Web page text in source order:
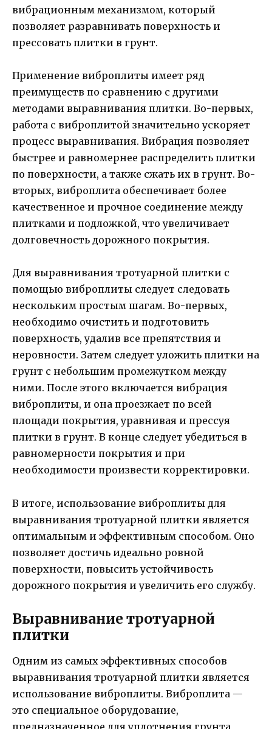
вибрационным механизмом, который
позволяет разравнивать поверхность и
прессовать плитки в грунт.
Применение виброплиты имеет ряд
преимуществ по сравнению с другими
методами выравнивания плитки. Во-первых,
работа с виброплитой значительно ускоряет
процесс выравнивания. Вибрация позволяет
быстрее и равномернее распределить плитки
по поверхности, а также сжать их в грунт. Во-
вторых, виброплита обеспечивает более
качественное и прочное соединение между
плитками и подложкой, что увеличивает
долговечность дорожного покрытия.
Для выравнивания тротуарной плитки с
помощью виброплиты следует следовать
нескольким простым шагам. Во-первых,
необходимо очистить и подготовить
поверхность, удалив все препятствия и
неровности. Затем следует уложить плитки на
грунт с небольшим промежутком между
ними. После этого включается вибрация
виброплиты, и она проезжает по всей
площади покрытия, уравнивая и прессуя
плитки в грунт. В конце следует убедиться в
равномерности покрытия и при
необходимости произвести корректировки.
В итоге, использование виброплиты для
выравнивания тротуарной плитки является
оптимальным и эффективным способом. Оно
позволяет достичь идеально ровной
поверхности, повысить устойчивость
дорожного покрытия и увеличить его службу.
Выравнивание тротуарной
плитки
Одним из самых эффективных способов
выравнивания тротуарной плитки является
использование виброплиты. Виброплита —
это специальное оборудование,
предназначенное для уплотнения грунта,